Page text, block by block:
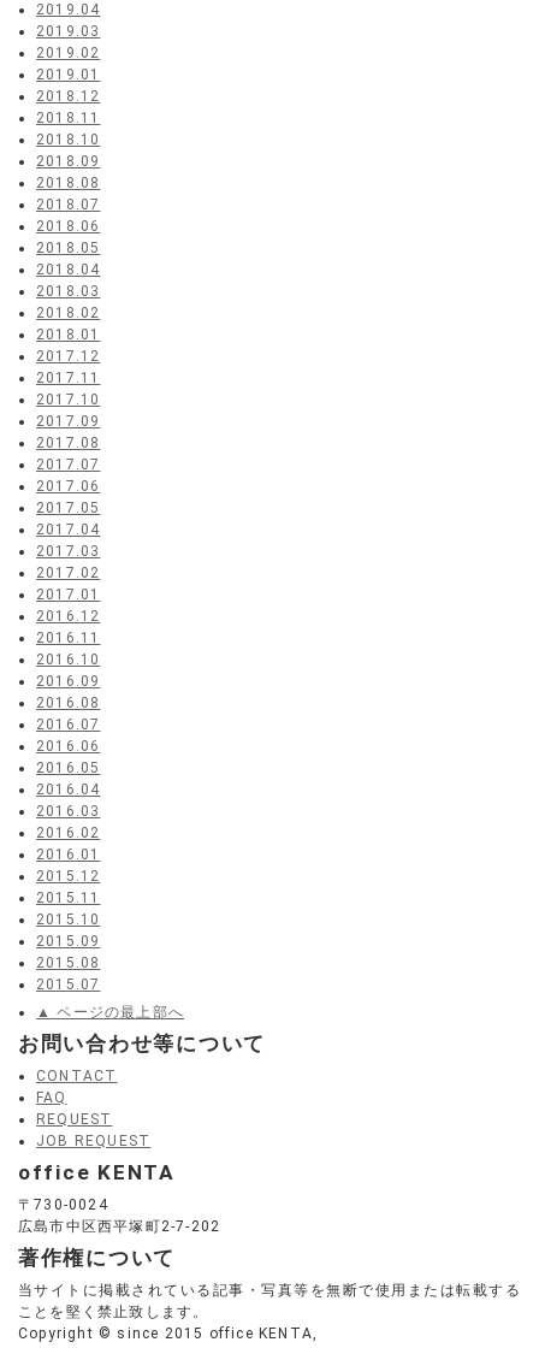
2019.04
2019.03
2019.02
2019.01
2018.12
2018.11
2018.10
2018.09
2018.08
2018.07
2018.06
2018.05
2018.04
2018.03
2018.02
2018.01
2017.12
2017.11
2017.10
2017.09
2017.08
2017.07
2017.06
2017.05
2017.04
2017.03
2017.02
2017.01
2016.12
2016.11
2016.10
2016.09
2016.08
2016.07
2016.06
2016.05
2016.04
2016.03
2016.02
2016.01
2015.12
2015.11
2015.10
2015.09
2015.08
2015.07
▲ ページの最上部へ
お問い合わせ等について
CONTACT
FAQ
REQUEST
JOB REQUEST
office KENTA
〒730-0024
広島市中区西平塚町2-7-202
著作権について
当サイトに掲載されている記事・写真等を無断で使用または転載する
ことを堅く禁止致します。
Copyright © since 2015 office KENTA,